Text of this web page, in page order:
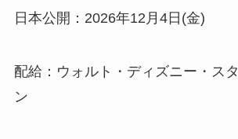
日本公開：2026年12月4日(金)
配給：ウォルト・ディズニー・ス
ン